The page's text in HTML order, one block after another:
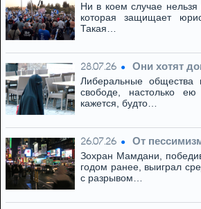
Ни в коем случае нельзя
которая защищает
Такая…
28.07.26 Они хотят
Либеральные общества
свободе, настолько
кажется, будто…
26.07.26 От
Зохран Мамдани,
годом ранее, выиграл
с разрывом…